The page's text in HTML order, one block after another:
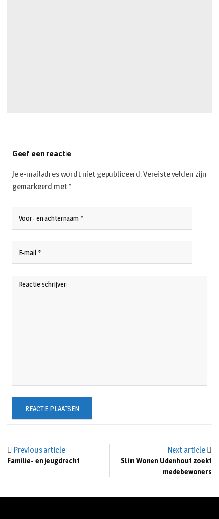
Previous article
Familie- en jeugdrecht
Next article
Slim Wonen Udenhout zoekt
medebewoners
Geef een reactie
Je e-mailadres wordt niet gepubliceerd.Vereiste velden zijn
gemarkeerd met *